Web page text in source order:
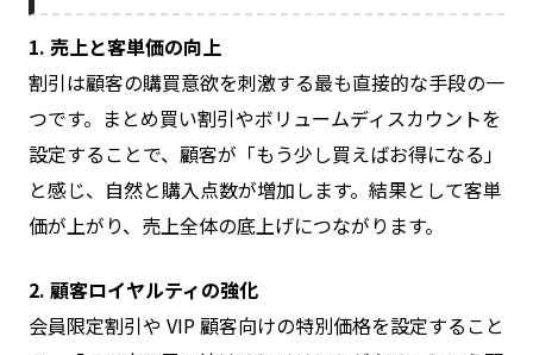
1. 売上と客単価の向上
割引は顧客の購買意欲を刺激する最も直接的な手段の一
つです。まとめ買い割引やボリュームディスカウントを
設定することで、顧客が「もう少し買えばお得になる」
と感じ、自然と購入点数が増加します。結果として客単
価が上がり、売上全体の底上げにつながります。
2. 顧客ロイヤルティの強化
会員限定割引や VIP 顧客向けの特別価格を設定すること